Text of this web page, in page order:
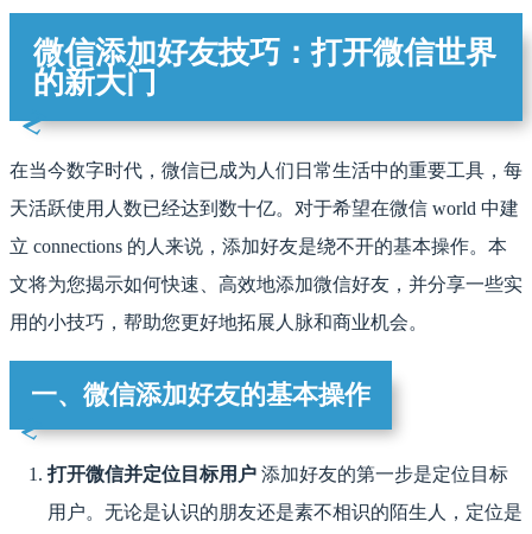
微信添加好友技巧：打开微信世界
的新大门
在当今数字时代，微信已成为人们日常生活中的重要工具，每
天活跃使用人数已经达到数十亿。对于希望在微信 world 中建
立 connections 的人来说，添加好友是绕不开的基本操作。本
文将为您揭示如何快速、高效地添加微信好友，并分享一些实
用的小技巧，帮助您更好地拓展人脉和商业机会。
一、微信添加好友的基本操作
打开微信并定位目标用户 添加好友的第一步是定位目标
用户。无论是认识的朋友还是素不相识的陌生人，定位是